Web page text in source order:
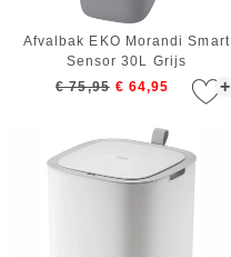
+
Afvalbak EKO Morandi Smart
Sensor 30L Grijs
€ 75,95 € 64,95